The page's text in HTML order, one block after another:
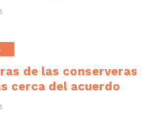
de las conserveras
cerca del acuerdo